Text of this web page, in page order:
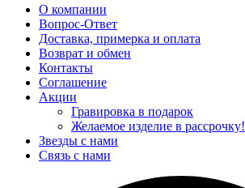
О компании
Вопрос-Ответ
Доставка, примерка и оплата
Возврат и обмен
Контакты
Соглашение
Акции
Гравировка в подарок
Желаемое изделие в рассрочку!
Звезды с нами
Связь с нами